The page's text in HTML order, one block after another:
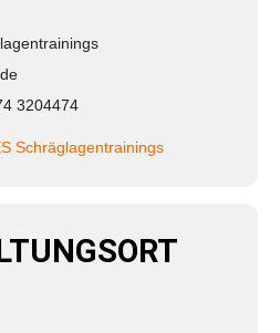
3204474
Schräglagentrainings